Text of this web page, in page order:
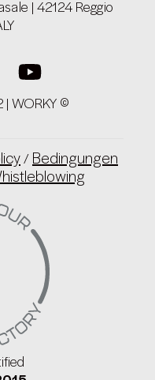
| 42124 Reggio
| WORKY ©
/ Bedingungen